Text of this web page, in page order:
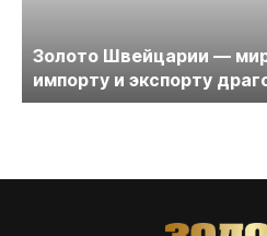
Золото Швейцарии —
импорту и экспорту